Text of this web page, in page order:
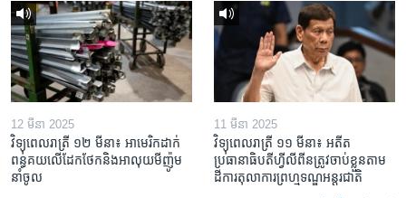
12 មីនា 2025
វិទ្យុពេលរាត្រី ១២ មីនា៖ អាមេរិក​ដាក់​
ពន្ធគយ​លើ​ដែកថែក​និង​អាលុយ​មីញ៉ូម​
នាំចូល
11 មីនា 2025
វិទ្យុពេលរាត្រី ១១ មីនា៖ អតីត​
ប្រធានាធិបតីហ្វីលីពីន​ត្រូវ​ចាប់ខ្លួនតាម
ដីការ​តុលាការ​ព្រហ្មទណ្ឌ​អន្តរជាតិ